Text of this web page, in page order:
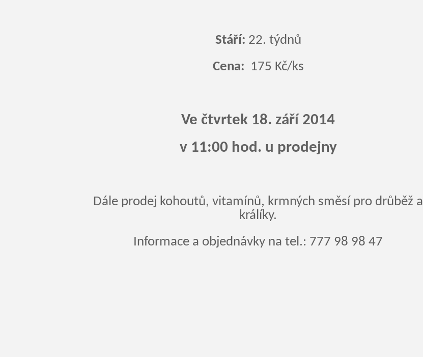
Stáří: 22. týdnů
Cena: 175 Kč/ks
Ve čtvrtek 18. září 2014
v 11:00 hod. u prodejny
Dále prodej kohoutů, vitamínů, krmných směsí pro drůběž a
králíky.
Informace a objednávky na tel.: 777 98 98 47